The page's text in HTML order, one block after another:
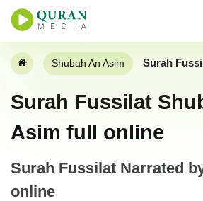
Shubah An Asim Surah
Surah Fussilat
Asim full online
Surah Fussilat Narrated
online